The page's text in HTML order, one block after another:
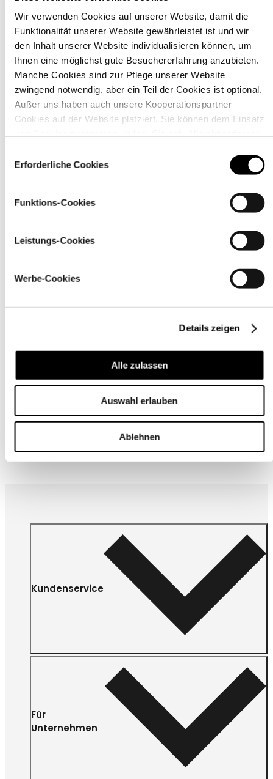
Wir verwenden Cookies auf unserer Website, damit die
Funktionalität unserer Website gewährleistet ist und wir
den Inhalt unserer Website individualisieren können, um
Ihnen eine möglichst gute Besuchererfahrung anzubieten.
Manche Cookies sind zur Pflege unserer Website
zwingend notwendig, aber ein Teil der Cookies ist optional.
Außer uns haben auch unsere Kooperationspartner
Cookies auf der Website platziert. Sie können dem Einsatz
über den Link „Cookie-Einstellungen
Erforderliche Cookies
Funktions-Cookies
Leistungs-Cookies
Werbe-Cookies
Details zeigen
Alle zulassen
Auswahl erlauben
Ablehnen
Material
Pflegehinweise
Ähnliche Produkte
Wird oft zusammen gekauft
Kundenservice
Für
Unternehmen